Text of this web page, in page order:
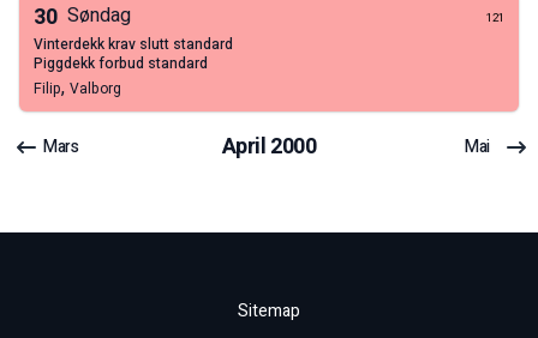
30 Søndag 121
vinterdekk krav slutt standard
piggdekk forbud standard
Filip, Valborg
Mars April2000 Mai
Sitemap